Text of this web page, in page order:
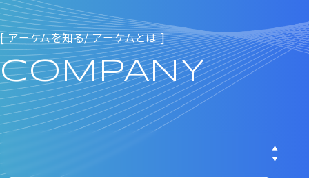
[ アーケムを知る/ アーケムとは ]
COMPANY